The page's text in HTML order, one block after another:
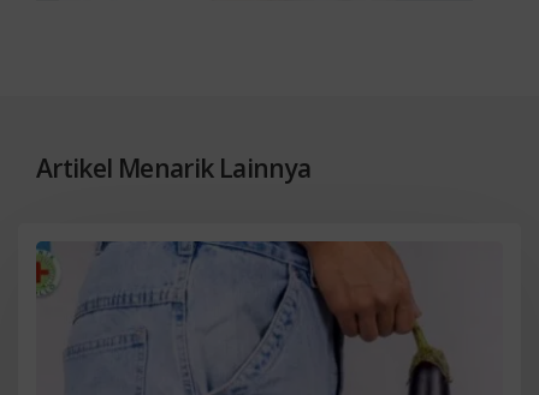
Artikel Menarik Lainnya